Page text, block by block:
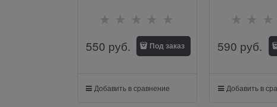
550 руб. Под заказ
Добавить в сравнение
590 руб.
Добавить в